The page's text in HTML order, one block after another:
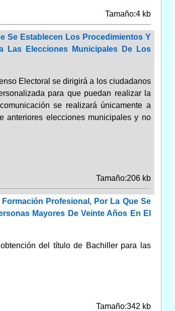
Tamaño:4 kb
Se Establecen Los Procedimientos Y
Las Elecciones Municipales De Los
Electoral se dirigirá a los ciudadanos
para que puedan realizar la
se realizará únicamente a
anteriores elecciones municipales y no
Tamaño:206 kb
Profesional, Por La Que Se
Mayores De Veinte Años En El
del título de Bachiller para las
Tamaño:342 kb